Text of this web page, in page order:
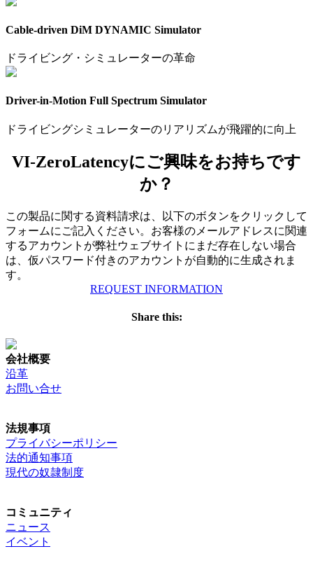
Cable-driven DiM DYNAMIC Simulator
ドライビング・シミュレーターの革命
Driver-in-Motion Full Spectrum Simulator
ドライビングシミュレーターのリアリズムが飛躍的に向上
VI-ZeroLatencyにご興味をお持ちです
か？
この製品に関する資料請求は、以下のボタンをクリックして
フォームにご記入ください。お客様のメールアドレスに関連
するアカウントが弊社ウェブサイトにまだ存在しない場合
は、仮パスワード付きのアカウントが自動的に生成されま
す。
REQUEST INFORMATION
Share this:
会社概要
沿革
お問い合せ
法規事項
プライバシーポリシー
法的通知事項
現代の奴隷制度
コミュニティ
ニュース
イベント